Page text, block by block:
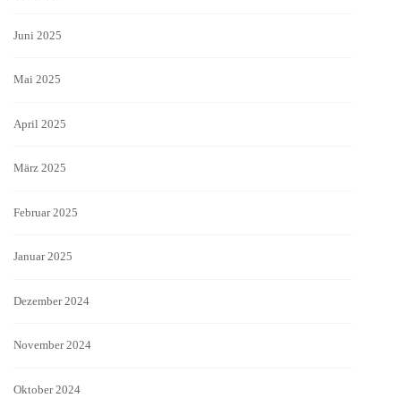
Juni 2025
Mai 2025
April 2025
März 2025
Februar 2025
Januar 2025
Dezember 2024
November 2024
Oktober 2024